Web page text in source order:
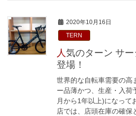
2020年10月16日
TERN
人気のターン サージュ 2021モデル
登場！
世界的な自転車需要の高
ー品薄かつ、生産・入荷
月から1年以上)になって
店では、店頭在庫の確保